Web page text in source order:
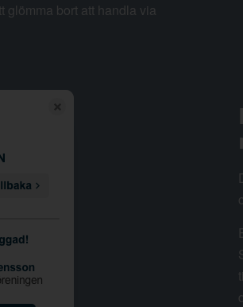
glömma bort att handla via